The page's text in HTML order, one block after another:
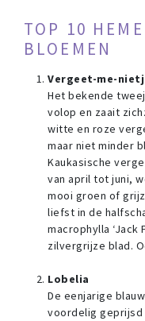
TOP 10
BLOEMEN
Vergeet-me-
Het bekende
volop en zaait
witte en roze
maar niet minder
Kaukasische
van april tot juni,
mooi groen of
liefst in de
macrophylla ‘Jack
zilvergrijze blad.
Lobelia
De eenjarige
voordelig geprijsd